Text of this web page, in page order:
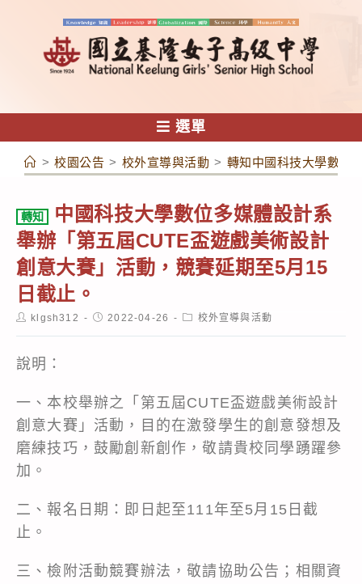
容
選單
> 校園公告 > 校外宣導與活動 > 轉知中國科技大學數位
轉知
中國科技大學數位多媒體設計系
舉辦「第五屆CUTE盃遊戲美術設計
創意大賽」活動，競賽延期至5月15
日截止。
Postklgsh312
Post2022-04-26
Post校外宣導與活動
說明：
一、本校舉辦之「第五屆CUTE盃遊戲美術設計
創意大賽」活動，目的在激發學生的創意發想及
磨練技巧，鼓勵創新創作，敬請貴校同學踴躍參
加。
二、報名日期：即日起至111年至5月15日截
止。
三、檢附活動競賽辦法，敬請協助公告；相關資